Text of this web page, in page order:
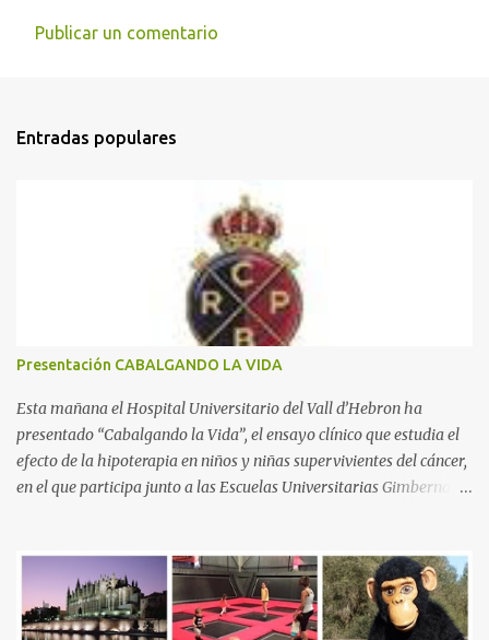
e
s
Publicar un comentario
Entradas populares
Presentación CABALGANDO LA VIDA
Esta mañana el Hospital Universitario del Vall d’Hebron ha
presentado “Cabalgando la Vida”, el ensayo clínico que estudia el
efecto de la hipoterapia en niños y niñas supervivientes del cáncer,
en el que participa junto a las Escuelas Universitarias Gimbernat,
presencia de Emilio Zegrí, presidente de la Fundación RCPB; la Dra.
Anna Llort, adjunta del Servicio de Oncología Pediátrica del
Hospital Vall d’Hebron e investigadora del grupo de Investigación